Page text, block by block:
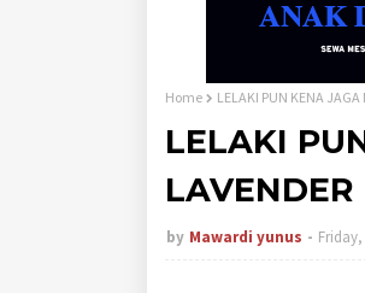
Home LELAKI PUN KENA JAGA
LELAKI
LAVENDER
by Mawardi yunus